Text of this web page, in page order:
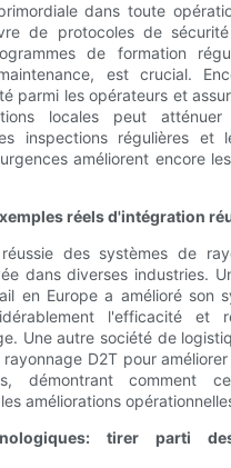
dans toute
de protocoles de
de formation
est crucial.
parmi les opérateurs et
locales peut
inspections régulières et
améliorent encore
réels d'intégration
des systèmes de
dans diverses industries.
en Europe a amélioré son
l'efficacité et
Une autre société de
D2T pour améliorer
démontrant comment
améliorations
tirer parti